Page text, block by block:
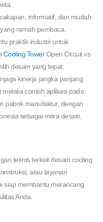
informatif, dan mudah
ramah pembaca.
praktik industri untuk
Cooling TowerOpen Circuit vs
desain yang tepat,
kinerja jangka panjang.
contoh aplikasi pada
pabrik manufaktur, dengan
sebagai mitra desain,
teknis terkait desain cooling
atau layanan
siap membantu merancang
Anda.